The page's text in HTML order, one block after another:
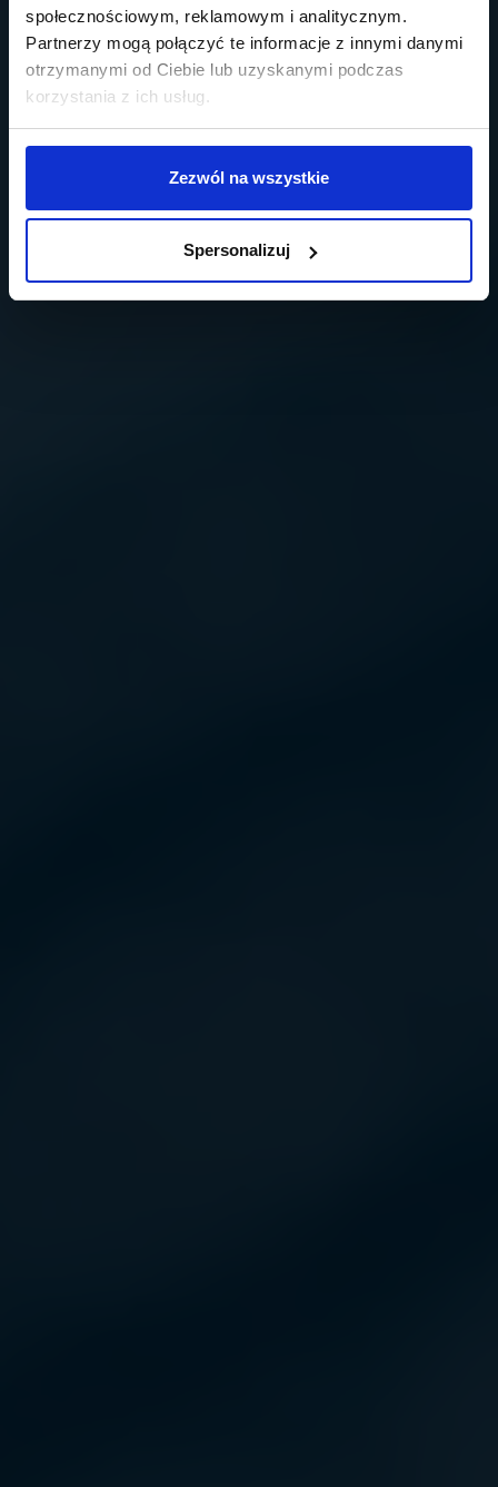
społecznościowym, reklamowym i analitycznym.
Partnerzy mogą połączyć te informacje z innymi danymi
otrzymanymi od Ciebie lub uzyskanymi podczas
korzystania z ich usług.
Zezwól na wszystkie
Spersonalizuj